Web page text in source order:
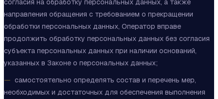
согласия на обработку персональных данных, а также
направления обращения с требованием о прекращении
обработки персональных данных, Оператор вправе
продолжить обработку персональных данных без согласия
субъекта персональных данных при наличии оснований,
указанных в Законе о персональных данных;
самостоятельно определять состав и перечень мер,
необходимых и достаточных для обеспечения выполнения